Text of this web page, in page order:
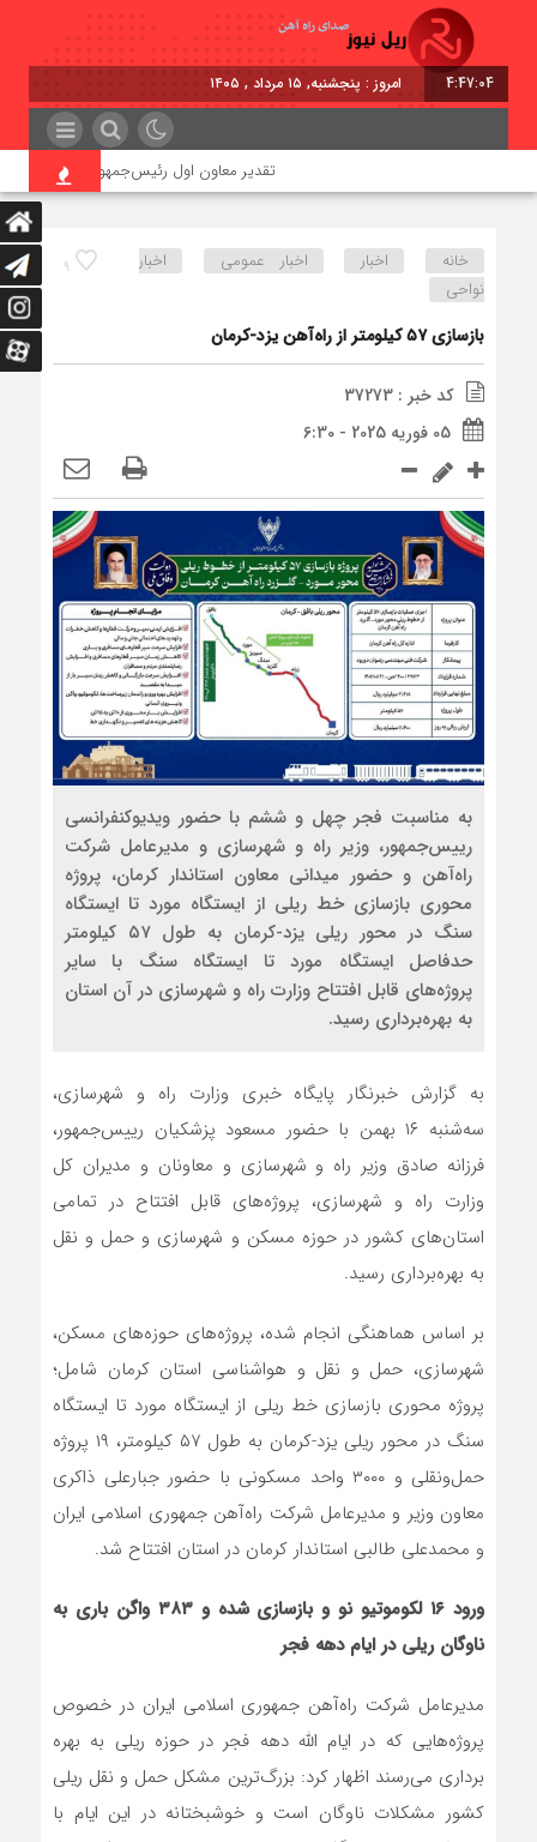
4:47:05 امروز : پنجشنبه, ۱۵ مرداد , ۱۴۰۵
تقدیر معاون اول رئیس‌جمهور از مدیرعامل
9 خانه اخبار اخبار عمومی
اخبار
نواحی
بازسازی ۵۷ کیلومتر از راه‌آهن یزد-کرمان
کد خبر : 37273
05 فوریه 2025 - 6:30
به مناسبت فجر چهل و ششم با حضور ویدیوکنفرانسی
رییس‌جمهور، وزیر راه و شهرسازی و مدیرعامل شرکت
راه‌آهن و حضور میدانی معاون استاندار کرمان، پروژه
محوری بازسازی خط ریلی از ایستگاه مورد تا ایستگاه
سنگ در محور ریلی یزد-کرمان به طول ۵۷ کیلومتر
حدفاصل ایستگاه مورد تا ایستگاه سنگ با سایر
پروژه‌های قابل افتتاح وزارت راه و شهرسازی در آن استان
به بهره‌برداری رسید.
به گزارش خبرنگار پایگاه خبری وزارت راه و شهرسازی،
سه‌شنبه ۱۶ بهمن با حضور مسعود پزشکیان رییس‌جمهور،
فرزانه صادق وزیر راه و شهرسازی و معاونان و مدیران کل
وزارت راه و شهرسازی، پروژه‌های قابل افتتاح در تمامی
استان‌های کشور در حوزه مسکن و شهرسازی و حمل و نقل
به بهره‌برداری رسید.
بر اساس هماهنگی انجام شده، پروژه‌های حوزه‌های مسکن،
شهرسازی، حمل و نقل و هواشناسی استان کرمان شامل؛
پروژه محوری بازسازی خط ریلی از ایستگاه مورد تا ایستگاه
سنگ در محور ریلی یزد-کرمان به طول ۵۷ کیلومتر، ۱۹ پروژه
حمل‌ونقلی و ۳۰۰۰ واحد مسکونی با حضور جبارعلی ذاکری
معاون وزیر و مدیرعامل شرکت راه‌آهن جمهوری اسلامی ایران
و محمدعلی طالبی استاندار کرمان در استان افتتاح شد.
ورود ۱۶ لکوموتیو نو و بازسازی شده و ۳۸۳ واگن باری به
ناوگان ریلی در ایام دهه فجر
مدیرعامل شرکت راه‌آهن جمهوری اسلامی ایران در خصوص
پروژه‌هایی که در ایام الله دهه فجر در حوزه ریلی به بهره
برداری می‌رسند اظهار کرد: بزرگ‌ترین مشکل حمل و نقل ریلی
کشور مشکلات ناوگان است و خوشبختانه در این ایام با